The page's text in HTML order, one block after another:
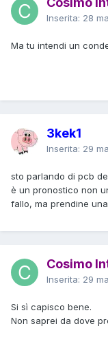
Inserita: 28
Ma tu intendi un
3kek1
Inserita: 29
sto parlando di pcb
è un pronostico non
fallo, ma prendine
Cosimo
Inserita: 29
Si sì capisco bene.
Non saprei da dove